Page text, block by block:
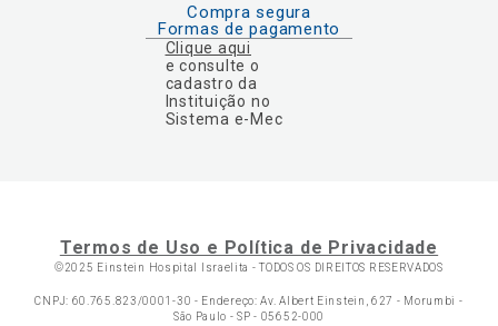
Compra segura
Formas de pagamento
Clique aqui
e consulte o
cadastro da
Instituição no
Sistema e-Mec
Termos de Uso e Política de Privacidade
©2025 Einstein Hospital Israelita -TODOS OS DIREITOS RESERVADOS
CNPJ: 60.765.823/0001-30 - Endereço: Av. Albert Einstein, 627 - Morumbi -
São Paulo - SP - 05652-000